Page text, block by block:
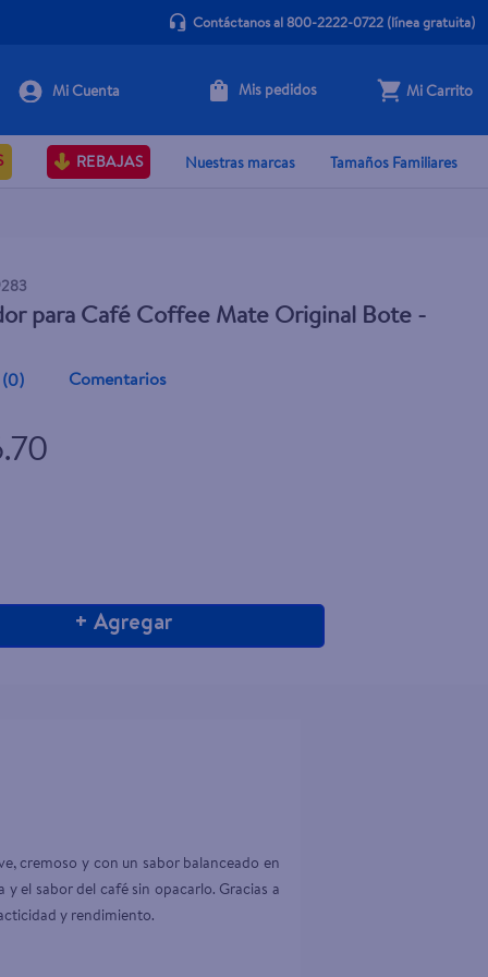
Contáctanos al 800-2222-0722(línea gratuita)
Mis pedidos Mi Carrito
REBAJAS Nuestras marcas Tamaños Familiares
para Café Coffee Mate Original Bote -
(0) Comentarios
+ Agregar
+ Agregar
cremoso y con un sabor balanceado en
el sabor del café sin opacarlo. Gracias a
y rendimiento.